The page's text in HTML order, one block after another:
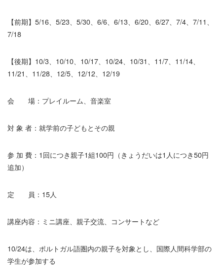
【前期】5/16、5/23、5/30、6/6、6/13、6/20、6/27、7/4、7/11、
7/18
【後期】10/3、10/10、10/17、10/24、10/31、11/7、11/14、
11/21、11/28、12/5、12/12、12/19
会 場：プレイルーム、音楽室
対 象 者：就学前の子どもとその親
参 加 費：1回につき親子1組100円（きょうだいは1人につき50円
追加）
定 員：15人
講座内容：ミニ講座、親子交流、コンサートなど
10/24は、ポルトガル語圏内の親子を対象とし、国際人間科学部の
学生が参加する